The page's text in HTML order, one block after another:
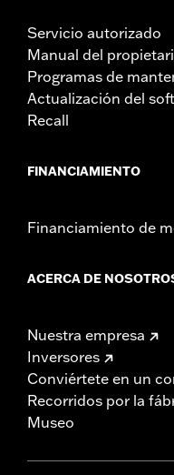
Servicio autorizado
Manual del
Programas de
Actualización del
Recall
FINANCIAMIENTO
Financiamiento de
ACERCA DE
Nuestra empresa
Inversores
Conviértete en un
Recorridos por la
Museo